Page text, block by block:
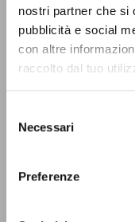
nostri partner che si
pubblicità e social
con altre
raccolto dal tuo
delNecessari
Preferenze
CL-Comunhão e
1991
Pagine: 3
02/08/2024